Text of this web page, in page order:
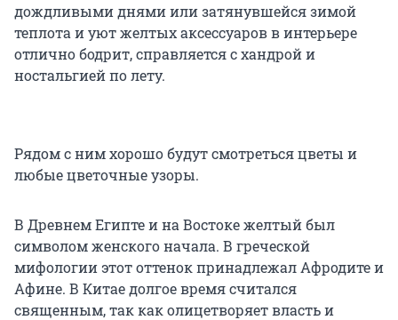
дождливыми днями или затянувшейся зимой
теплота и уют желтых аксессуаров в интерьере
отлично бодрит, справляется с хандрой и
ностальгией по лету.
Рядом с ним хорошо будут смотреться цветы и
любые цветочные узоры.
В Древнем Египте и на Востоке желтый был
символом женского начала. В греческой
мифологии этот оттенок принадлежал Афродите и
Афине. В Китае долгое время считался
священным, так как олицетворяет власть и